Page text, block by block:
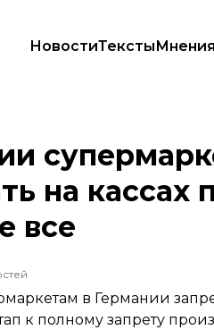
НовостиТекстыМнения
предлагать на кассах
на кассах
все
в Германии
к полному запрету